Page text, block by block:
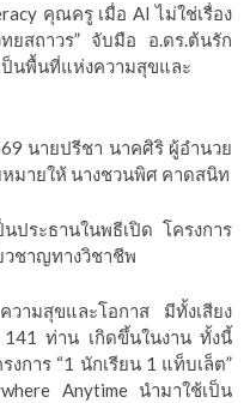
คุณครู เมื่อ AI ไม่ใช่เรื่อง
ยสถาวร” จับมือ อ.ดร.ต้นรัก
ป็นพื้นที่แห่งความสุขและ
นายปรีชา นาคศิริ ผู้อำนวย
หมายให้ นางชวนพิศ คาดสนิท
ประธานในพธีเปิด โครงการ
ชาญทางวิชาชีพ
วามสุขและโอกาส มีทั้งเสียง
141 ท่าน เกิดขึ้นในงาน ทั้งนี้
การ “1 นักเรียน 1 แท็บเล็ต”
Anytime นำมาใช้เป็น